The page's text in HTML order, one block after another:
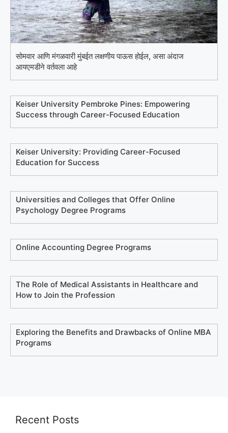
सोमवार आणि मंगळवारी मुंबईत लक्षणीय पाऊस होईल, असा अंदाज
आयएमडीने वर्तवला आहे
Keiser University Pembroke Pines: Empowering
Success through Career-Focused Education
Keiser University: Providing Career-Focused
Education for Success
Universities and Colleges that Offer Online
Psychology Degree Programs
Online Accounting Degree Programs
The Role of Medical Assistants in Healthcare and
How to Join the Profession
Exploring the Benefits and Drawbacks of Online MBA
Programs
Recent Posts